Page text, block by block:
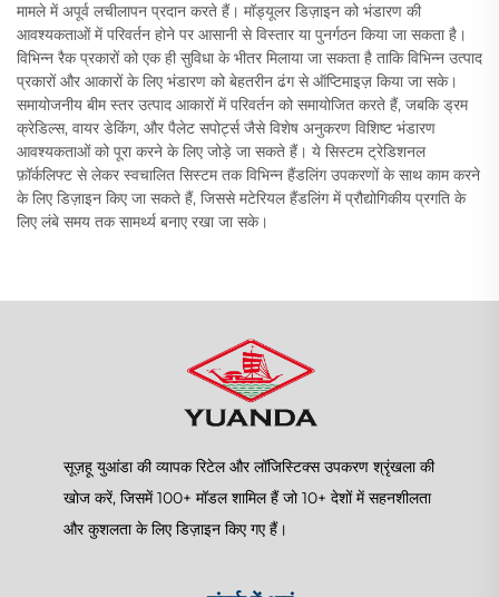
मामले में अपूर्व लचीलापन प्रदान करते हैं। मॉड्यूलर डिज़ाइन को भंडारण की
आवश्यकताओं में परिवर्तन होने पर आसानी से विस्तार या पुनर्गठन किया जा सकता है।
विभिन्न रैक प्रकारों को एक ही सुविधा के भीतर मिलाया जा सकता है ताकि विभिन्न उत्पाद
प्रकारों और आकारों के लिए भंडारण को बेहतरीन ढंग से ऑप्टिमाइज़ किया जा सके।
समायोजनीय बीम स्तर उत्पाद आकारों में परिवर्तन को समायोजित करते हैं, जबकि ड्रम
क्रेडिल्स, वायर डेकिंग, और पैलेट सपोर्ट्स जैसे विशेष अनुकरण विशिष्ट भंडारण
आवश्यकताओं को पूरा करने के लिए जोड़े जा सकते हैं। ये सिस्टम ट्रेडिशनल
फ़ॉर्कलिफ्ट से लेकर स्वचालित सिस्टम तक विभिन्न हैंडलिंग उपकरणों के साथ काम करने
के लिए डिज़ाइन किए जा सकते हैं, जिससे मटेरियल हैंडलिंग में प्रौद्योगिकीय प्रगति के
लिए लंबे समय तक सामर्थ्य बनाए रखा जा सके।
सूज़हू युआंडा की व्यापक रिटेल और लॉजिस्टिक्स उपकरण श्रृंखला की
खोज करें, जिसमें 100+ मॉडल शामिल हैं जो 10+ देशों में सहनशीलता
और कुशलता के लिए डिज़ाइन किए गए हैं।